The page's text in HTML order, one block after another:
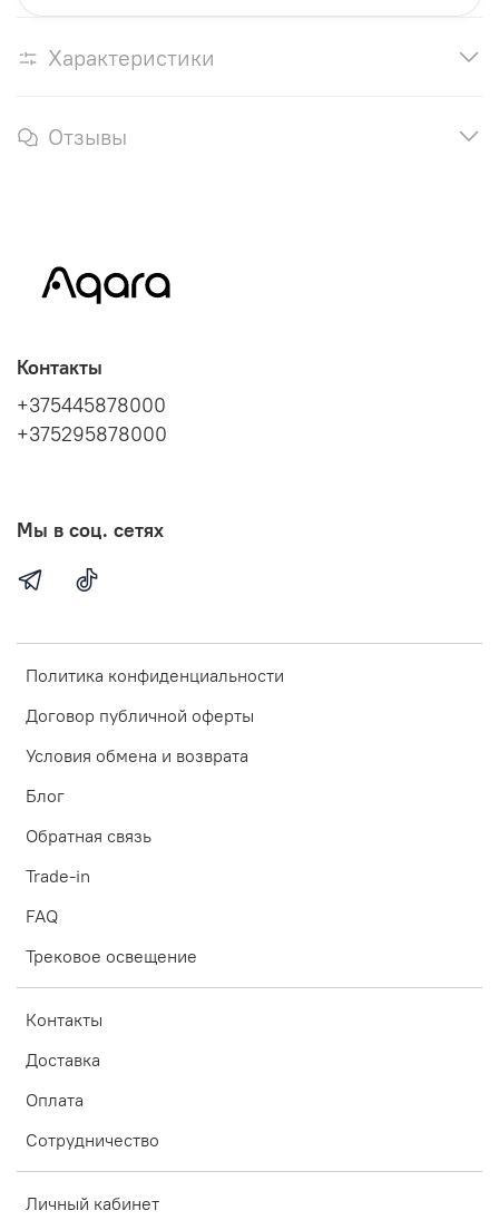
Характеристики
Отзывы
Политика конфиденциальности
Договор публичной оферты
Условия обмена и возврата
Блог
Обратная связь
Trade-in
FAQ
Трековое освещение
Контакты
Доставка
Оплата
Сотрудничество
Личный кабинет
Контакты
+375445878000
+375295878000
Мы в соц. сетях